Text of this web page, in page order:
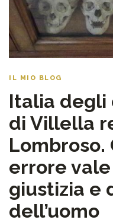
IL MIO BLOG
Italia degli
di Villella
Lombroso.
errore
giustizia e
dell’uomo